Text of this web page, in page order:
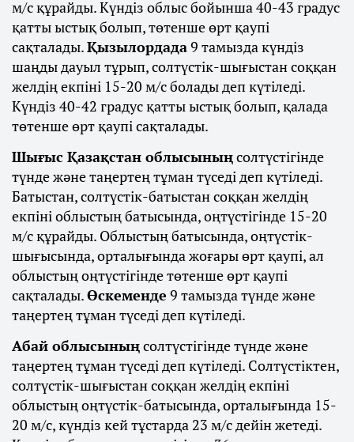
м/с құрайды. Күндіз облыс бойынша 40-43 градус
қатты ыстық болып, төтенше өрт қаупі
сақталады.Қызылордада9 тамызда күндіз
шаңды дауыл тұрып, солтүстік-шығыстан соққан
желдің екпіні 15-20 м/с болады деп күтіледі.
Күндіз 40-42 градус қатты ыстық болып, қалада
төтенше өрт қаупі сақталады.
Шығыс Қазақстан облысыныңсолтүстігінде
түнде және таңертең тұман түседі деп күтіледі.
Батыстан, солтүстік-батыстан соққан желдің
екпіні облыстың батысында, оңтүстігінде 15-20
м/с құрайды. Облыстың батысында, оңтүстік-
шығысында, орталығында жоғары өрт қаупі, ал
облыстың оңтүстігінде төтенше өрт қаупі
сақталады.Өскеменде 9 тамызда түнде және
таңертең тұман түседі деп күтіледі.
Абай облысыныңсолтүстігінде түнде және
таңертең тұман түседі деп күтіледі. Солтүстіктен,
солтүстік-шығыстан соққан желдің екпіні
облыстың оңтүстік-батысында, орталығында 15-
20 м/с, күндіз кей тұстарда 23 м/с дейін жетеді.